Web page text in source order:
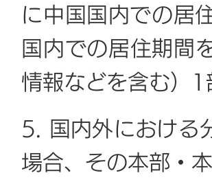
に中国国内での居
国内での居住期間
情報などを含む）1
5. 国内外における
場合、その本部・